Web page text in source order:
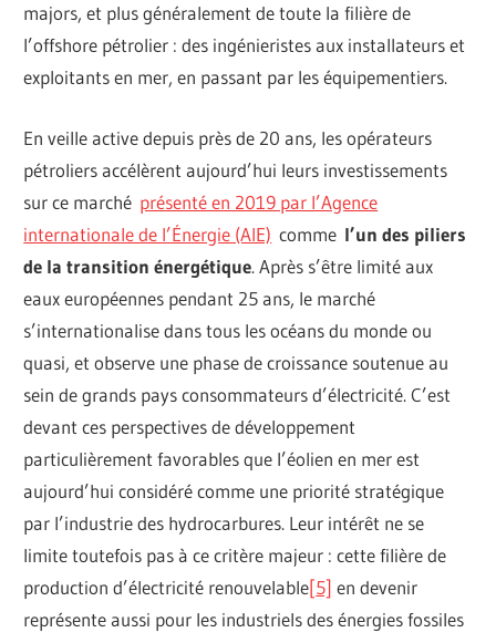
majors, et plus généralement de toute la filière de
l’offshore pétrolier : des ingénieristes aux installateurs et
exploitants en mer, en passant par les équipementiers.
En veille active depuis près de 20 ans, les opérateurs
pétroliers accélèrent aujourd’hui leurs investissements
sur ce marché présenté en 2019 par l’Agence
internationale de l’Énergie (AIE) comme l’un des piliers
de la transition énergétique. Après s’être limité aux
eaux européennes pendant 25 ans, le marché
s’internationalise dans tous les océans du monde ou
quasi, et observe une phase de croissance soutenue au
sein de grands pays consommateurs d’électricité. C’est
devant ces perspectives de développement
particulièrement favorables que l’éolien en mer est
aujourd’hui considéré comme une priorité stratégique
par l’industrie des hydrocarbures. Leur intérêt ne se
limite toutefois pas à ce critère majeur : cette filière de
production d’électricité renouvelable[5] en devenir
représente aussi pour les industriels des énergies fossiles